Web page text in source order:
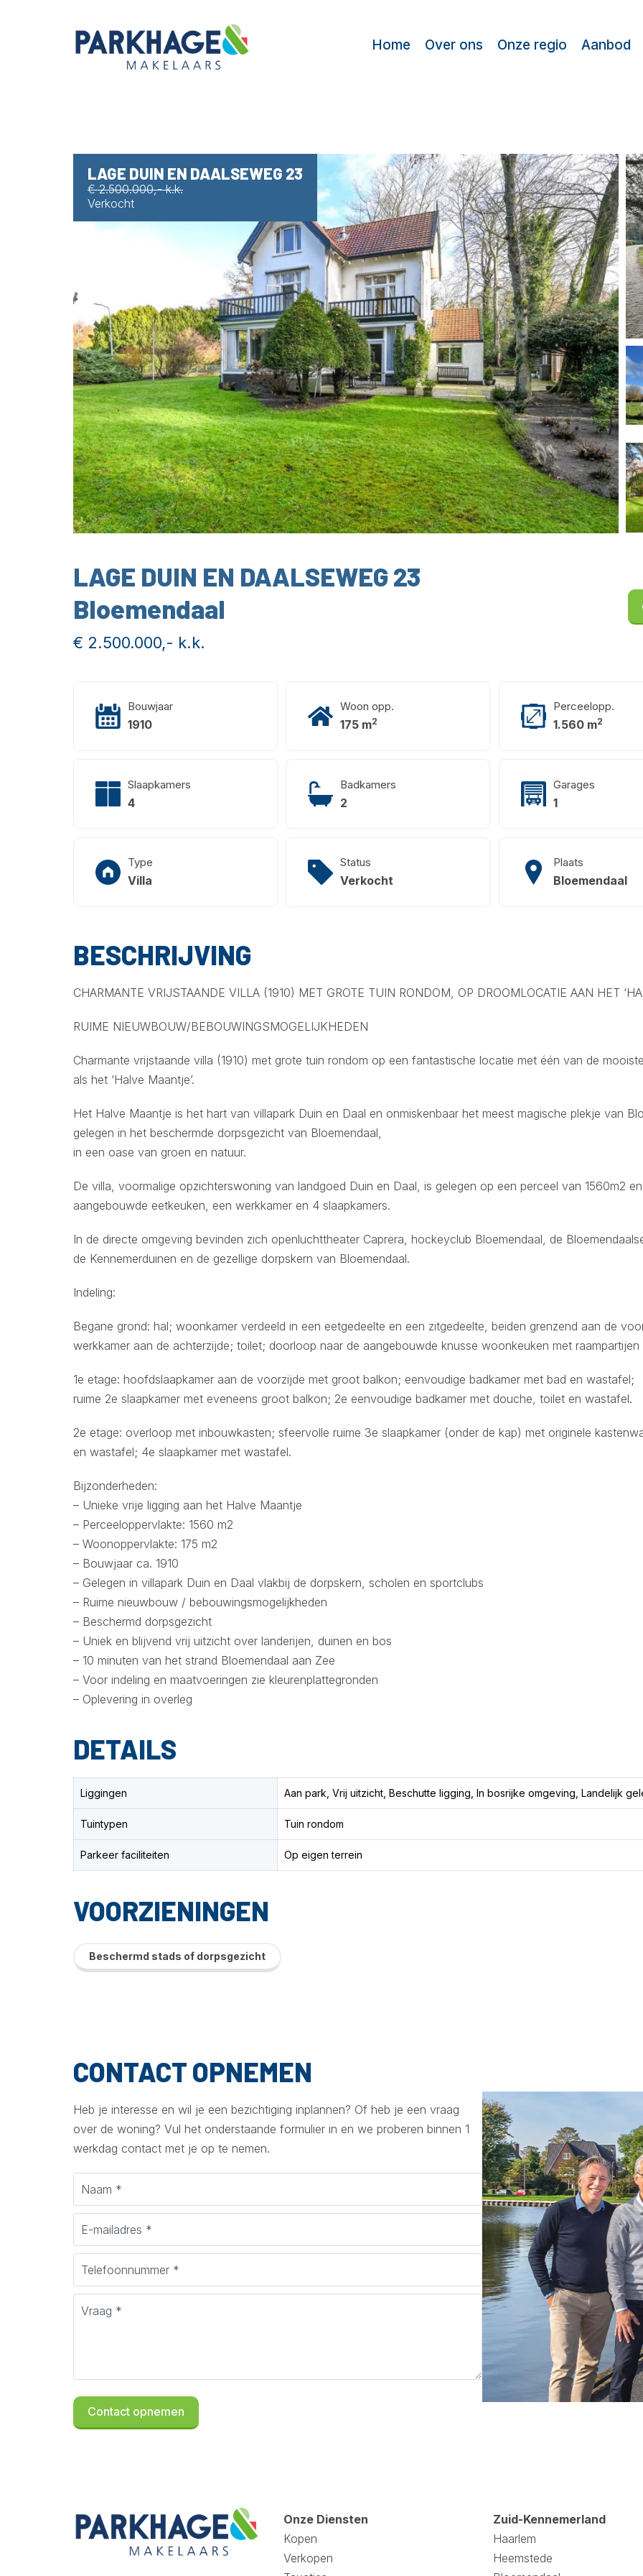
Home Over ons Onze regio Aanbod
LAGE DUIN EN DAALSEWEG 23
€ 2.500.000,- k.k.
Verkocht
LAGE DUIN EN DAALSEWEG 23
Bloemendaal
€ 2.500.000,- k.k.
Bouwjaar
1910
Woon opp.
175 m2
Perceelopp.
1.560 m2
Slaapkamers
4
Badkamers
2
Garages
1
Type
Villa
Status
Verkocht
Plaats
Bloemendaal
BESCHRIJVING
CHARMANTE VRIJSTAANDE VILLA (1910) MET GROTE TUIN RONDOM, OP DROOMLOCATIE AAN HET
RUIME NIEUWBOUW/BEBOUWINGSMOGELIJKHEDEN
Charmante vrijstaande villa (1910) met grote tuin rondom op een fantastische locatie met één van de
als het ‘Halve Maantje’.
Het Halve Maantje is het hart van villapark Duin en Daal en onmiskenbaar het meest magische plekje van
gelegen in het beschermde dorpsgezicht van Bloemendaal,
in een oase van groen en natuur.
De villa, voormalige opzichterswoning van landgoed Duin en Daal, is gelegen op een perceel van 1560m2
aangebouwde eetkeuken, een werkkamer en 4 slaapkamers.
In de directe omgeving bevinden zich openluchttheater Caprera, hockeyclub Bloemendaal, de
de Kennemerduinen en de gezellige dorpskern van Bloemendaal.
Indeling:
Begane grond: hal; woonkamer verdeeld in een eetgedeelte en een zitgedeelte, beiden grenzend aan de
werkkamer aan de achterzijde; toilet; doorloop naar de aangebouwde knusse woonkeuken met
1e etage: hoofdslaapkamer aan de voorzijde met groot balkon; eenvoudige badkamer met bad en wastafel;
ruime 2e slaapkamer met eveneens groot balkon; 2e eenvoudige badkamer met douche, toilet en wastafel.
2e etage: overloop met inbouwkasten; sfeervolle ruime 3e slaapkamer (onder de kap) met originele
en wastafel; 4e slaapkamer met wastafel.
Bijzonderheden:
– Unieke vrije ligging aan het Halve Maantje
– Perceeloppervlakte: 1560 m2
– Woonoppervlakte: 175 m2
– Bouwjaar ca. 1910
– Gelegen in villapark Duin en Daal vlakbij de dorpskern, scholen en sportclubs
– Ruime nieuwbouw / bebouwingsmogelijkheden
– Beschermd dorpsgezicht
– Uniek en blijvend vrij uitzicht over landerijen, duinen en bos
– 10 minuten van het strand Bloemendaal aan Zee
– Voor indeling en maatvoeringen zie kleurenplattegronden
– Oplevering in overleg
DETAILS
Liggingen Aan park, Vrij uitzicht, Beschutte ligging, In bosrijke omgeving, Landelijk
Tuintypen Tuin rondom
Parkeer faciliteiten Op eigen terrein
VOORZIENINGEN
Beschermd stads of dorpsgezicht
CONTACT OPNEMEN
Heb je interesse en wil je een bezichtiging inplannen? Of heb je een vraag
over de woning? Vul het onderstaande formulier in en we proberen binnen 1
werkdag contact met je op te nemen.
Onze Diensten
Kopen
Verkopen
Zuid-Kennemerland
Haarlem
Heemstede